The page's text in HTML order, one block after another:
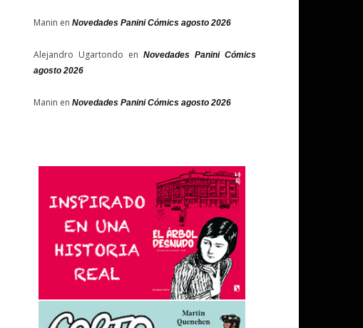
Manin en Novedades Panini Cómics agosto 2026
Alejandro Ugartondo en Novedades Panini Cómics
agosto 2026
Manin en Novedades Panini Cómics agosto 2026